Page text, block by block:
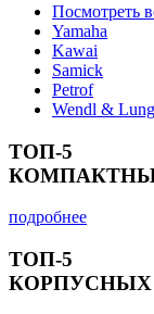
Посмотреть
Yamaha
Kawai
Samick
Petrof
Wendl & Lung
ТОП-5
подробнее
ТОП-5
КОРПУСНЫХ